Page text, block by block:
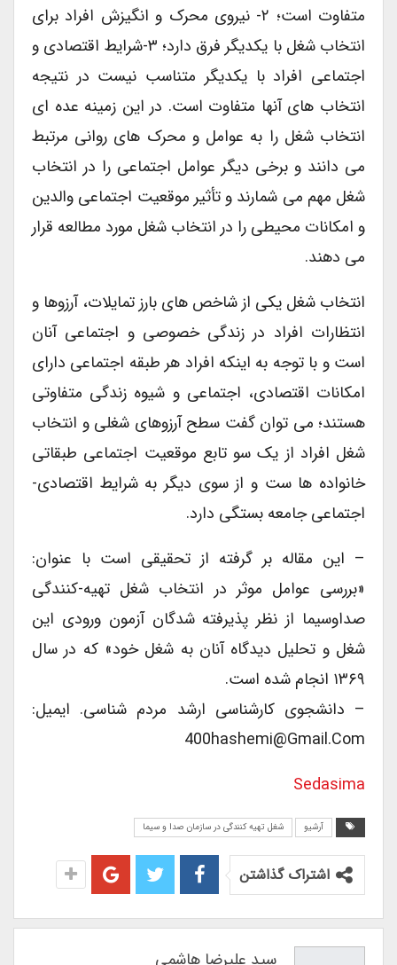
متفاوت است؛ ۲- نیروی محرک و انگیزش افراد برای
انتخاب شغل با یکدیگر فرق دارد؛ ۳-شرایط اقتصادی و
اجتماعی افراد با یکدیگر متناسب نیست در نتیجه
انتخاب های آنها متفاوت است. در این زمینه عده ای
انتخاب شغل را به عوامل و محرک های روانی مرتبط
می دانند و برخی دیگر عوامل اجتماعی را در انتخاب
شغل مهم می شمارند و تأثیر موقعیت اجتماعی والدین
و امکانات محیطی را در انتخاب شغل مورد مطالعه قرار
می دهند.
انتخاب شغل یکی از شاخص های بارز تمایلات، آرزوها و
انتظارات افراد در زندگی خصوصی و اجتماعی آنان
است و با توجه به اینکه افراد هر طبقه اجتماعی دارای
امکانات اقتصادی، اجتماعی و شیوه زندگی متفاوتی
هستند؛ می توان گفت سطح آرزوهای شغلی و انتخاب
شغل افراد از یک سو تابع موقعیت اجتماعی طبقاتی
خانواده ها ست و از سوی دیگر به شرایط اقتصادی-
اجتماعی جامعه بستگی دارد.
– این مقاله بر گرفته از تحقیقی است با عنوان:
«بررسی عوامل موثر در انتخاب شغل تهیه-کنندگی
صداوسیما از نظر پذیرفته شدگان آزمون ورودی این
شغل و تحلیل دیدگاه آنان به شغل خود» که در سال
۱۳۶۹ انجام شده است.
– دانشجوی کارشناسی ارشد مردم شناسی. ایمیل:
400hashemi@Gmail.com
Sedasima
آرشیو شغل تهیه کنندگی در سازمان صدا و سیما
اشتراک گذاشتن
سید علیرضا هاشمی